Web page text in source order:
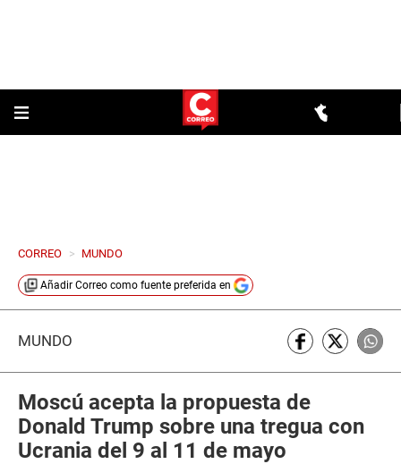
CORREO > MUNDO
Añadir Correo como fuente preferida en
MUNDO
Moscú acepta la propuesta de
Donald Trump sobre una tregua con
Ucrania del 9 al 11 de mayo